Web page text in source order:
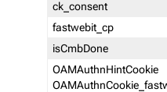
ck_consent
fastwebit_cp
isCmbDone
OAMAuthnHintCookie